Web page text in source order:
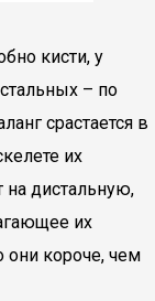
кисти, у
– по
срастается в
их
на дистальную,
их
они короче, чем